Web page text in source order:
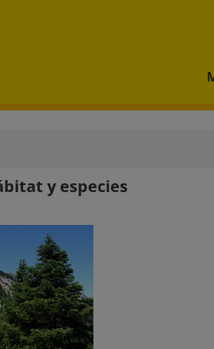
y especies